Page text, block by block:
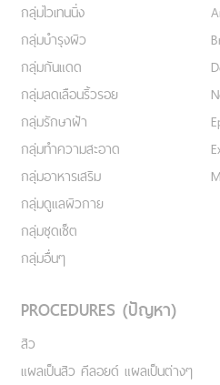
กลุ่มไวเทนนิ่ง
กลุ่มบำรุงผิว
กลุ่มกันแดด
กลุ่มลดเลือนริ้วรอย
กลุ่มรักษาฝ้า
กลุ่มทำความสะอาด
กลุ่มอาหารเสริม
กลุ่มดูแลผิวกาย
กลุ่มชุดเซ็ต
กลุ่มอื่นๆ
PROCEDURES (ปัญหา)
สิว
แผลเป็นสิว คีลอยด์ แผลเป็นต่างๆ